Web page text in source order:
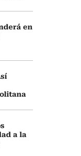
en
a la